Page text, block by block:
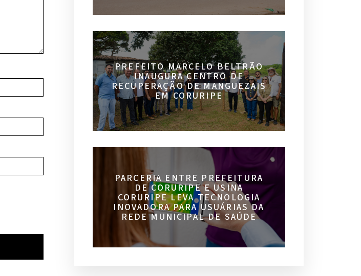
PREFEITO MARCELO BELTRÃO
INAUGURA CENTRO DE
RECUPERAÇÃO DE MANGUEZAIS
EM CORURIPE
PARCERIA ENTRE PREFEITURA
DE CORURIPE E USINA
CORURIPE LEVA TECNOLOGIA
INOVADORA PARA USUÁRIAS DA
REDE MUNICIPAL DE SAÚDE